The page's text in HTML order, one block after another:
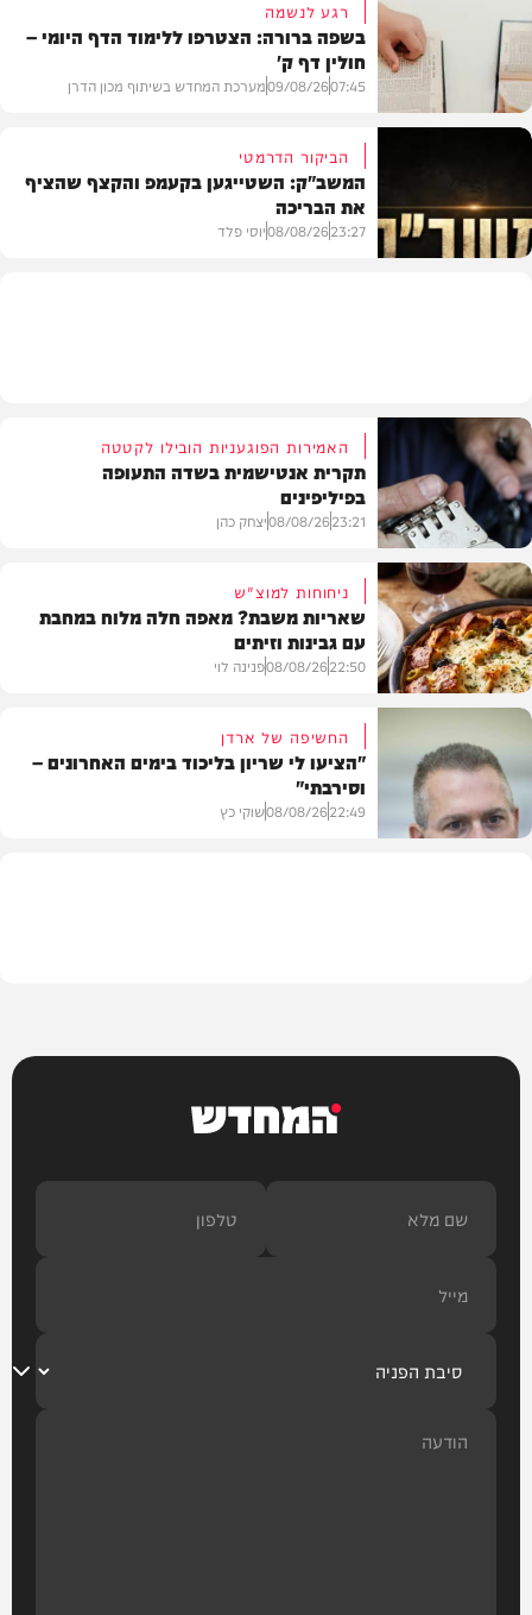
חדשות
בית המדרש
רגע לנשמה
בשפה ברורה: הצטרפו ללימוד הדף היומי –
חולין דף ק'
07:45
09/08/26מערכת המחדש בשיתוף מכון הדרן
הביקור הדרמטי
המשב"ק: השטייגען בקעמפ והקצף שהציף
את הבריכה
23:27
08/08/26יוסי פלד
חדשות
האמירות הפוגעניות הובילו לקטטה
תקרית אנטישמית בשדה התעופה
בפיליפינים
23:21
08/08/26יצחק כהן
מתכונים
ניחוחות למוצ"ש
שאריות משבת? מאפה חלה מלוח במחבת
עם גבינות וזיתים
22:50
08/08/26פנינה לוי
החשיפה של ארדן
"הציעו לי שריון בליכוד בימים האחרונים –
וסירבתי"
22:49
08/08/26שוקי כץ
המחדש